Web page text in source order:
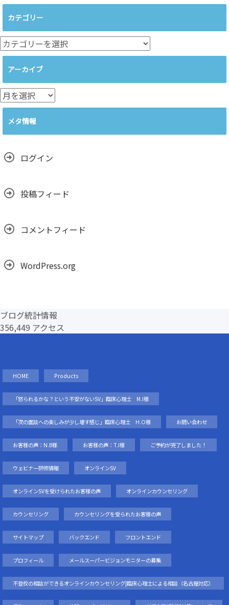
カテゴリー
カ
テ
リ
ー
アーカイブ
ア
ー
イ
メタ情報
ログイン
投稿フィード
コメントフィード
WordPress.org
ブログ統計情報
356,449 アクセス
HOME Products
「怒られるかな？という不安がないSV」臨床心理士 M.I様
「次の面談への楽しみが少し増す感じ」臨床心理士 H.O様 お問い合わせ
お客様の声：N.B様 お客様の声：T.I様 ご予約が完了しました！
ウェビナー研修情報 オンラインSV
オンラインSVを受けられたお客様の声 オンラインカウンセリング
カウンセリング カウンセリングを受られたお客様の声
サイトマップ バックエンド フロントエンド
プロフィール メールスーパービジョンモニターの募集
不登校の相談ができるオンラインカウンセリング|臨床心理士による相談（名古屋対応）